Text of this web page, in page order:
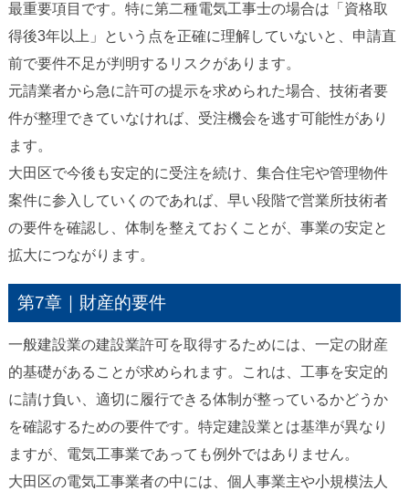
最重要項目です。特に第二種電気工事士の場合は「資格取
得後3年以上」という点を正確に理解していないと、申請直
前で要件不足が判明するリスクがあります。
元請業者から急に許可の提示を求められた場合、技術者要
件が整理できていなければ、受注機会を逃す可能性があり
ます。
大田区で今後も安定的に受注を続け、集合住宅や管理物件
案件に参入していくのであれば、早い段階で営業所技術者
の要件を確認し、体制を整えておくことが、事業の安定と
拡大につながります。
第7章｜財産的要件
一般建設業の建設業許可を取得するためには、一定の財産
的基礎があることが求められます。これは、工事を安定的
に請け負い、適切に履行できる体制が整っているかどうか
を確認するための要件です。特定建設業とは基準が異なり
ますが、電気工事業であっても例外ではありません。
大田区の電気工事業者の中には、個人事業主や小規模法人